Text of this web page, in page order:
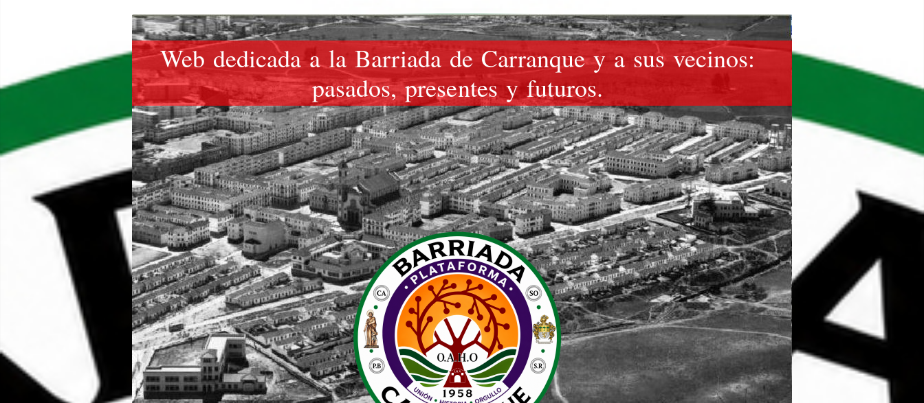
Web dedicada a la Barriada de Carranque y a sus vecinos:
pasados, presentes y futuros.